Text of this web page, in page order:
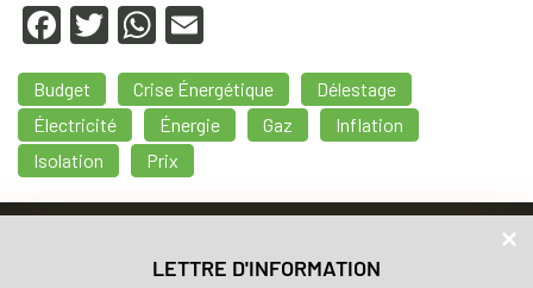
LETTRE D'INFORMATION
F
a
c
e
b
o
T
wi
tt
er
W
h
at
s
A
p
p
m
ail
Budget Crise Énergétique
Délestage
Électricité
Énergie Gaz
Inflation
Isolation
Prix
Accueil
Nos valeurs